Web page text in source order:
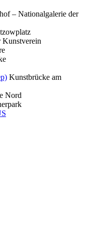
– Nationalgalerie der
Kunstverein
Kunstbrücke am
Nord